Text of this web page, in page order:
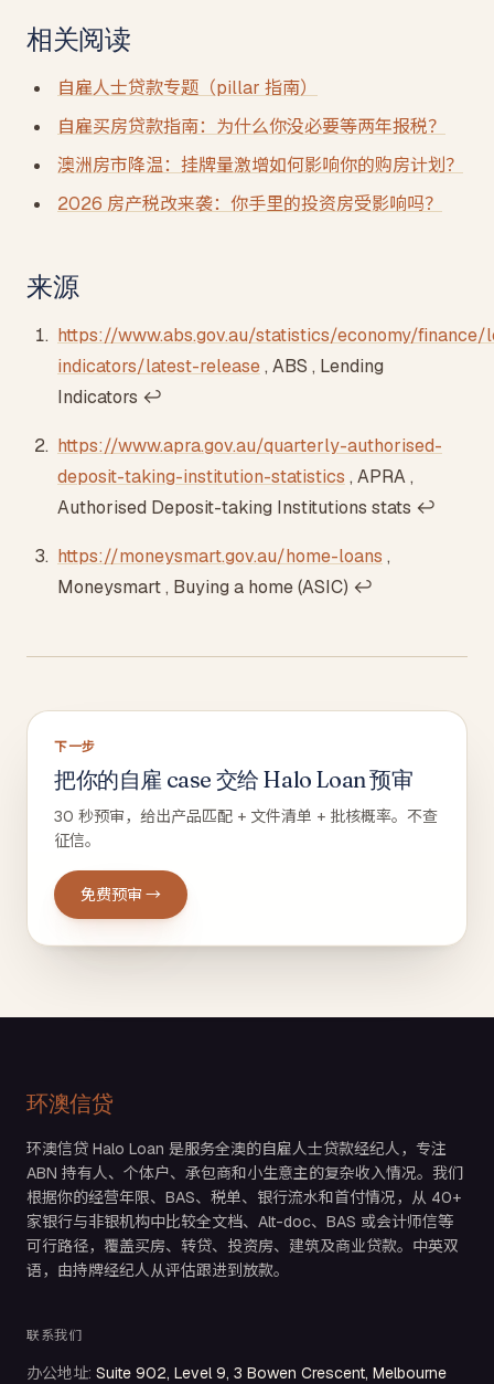
相关阅读
自雇人士贷款专题（pillar 指南）
自雇买房贷款指南：为什么你没必要等两年报税？
澳洲房市降温：挂牌量激增如何影响你的购房计划？
2026 房产税改来袭：你手里的投资房受影响吗？
来源
Footnotes
https://www.abs.gov.au/statistics/economy/finance/
indicators/latest-release, ABS , Lending
Indicators ↩
https://www.apra.gov.au/quarterly-authorised-
deposit-taking-institution-statistics , APRA ,
Authorised Deposit-taking Institutions stats ↩
https://moneysmart.gov.au/home-loans ,
Moneysmart , Buying a home (ASIC) ↩
下一步
把你的自雇 case 交给 Halo Loan 预审
30 秒预审，给出产品匹配 + 文件清单 + 批核概率。不查
征信。
免费预审 →
环澳信贷
环澳信贷 Halo Loan 是服务全澳的自雇人士贷款经纪人，专注
ABN 持有人、个体户、承包商和小生意主的复杂收入情况。我们
根据你的经营年限、BAS、税单、银行流水和首付情况，从 40+
家银行与非银机构中比较全文档、Alt-doc、BAS 或会计师信等
可行路径，覆盖买房、转贷、投资房、建筑及商业贷款。中英双
语，由持牌经纪人从评估跟进到放款。
联系我们
办公地址: Suite 902, Level 9, 3 Bowen Crescent, Melbourne